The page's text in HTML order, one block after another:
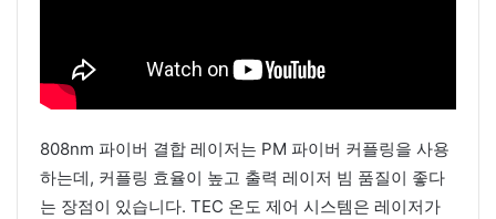
808nm 파이버 결합 레이저는 PM 파이버 커플링을 사용
하는데, 커플링 효율이 높고 출력 레이저 빔 품질이 좋다
는 장점이 있습니다. TEC 온도 제어 시스템은 레이저가